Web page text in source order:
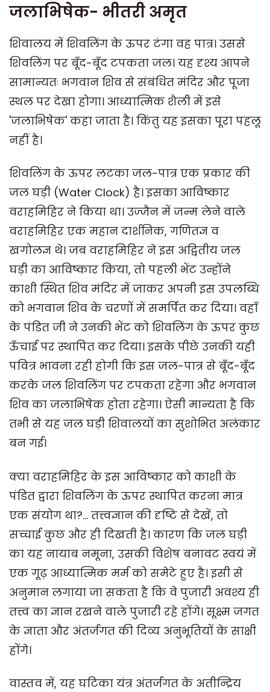
जलाभिषेक- भीतरी अमृत
शिवालय में शिवलिंग के ऊपर टंगा वह पात्र। उससे
शिवलिंग पर बूँद-बूँद टपकता जल। यह दृश्य आपने
सामान्यतः भगवान शिव से संबंधित मंदिर और पूजा
स्थल पर देखा होगा। आध्यात्मिक शैली में इसे
'जलाभिषेक' कहा जाता है। किंतु यह इसका पूरा पहलू
नहीं है।
शिवलिंग के ऊपर लटका जल-पात्र एक प्रकार की
जल घड़ी (Water Clock) है। इसका आविष्कार
वराहमिहिर ने किया था। उज्जैन में जन्म लेने वाले
वराहमिहिर एक महान दार्शनिक, गणितज्ञ व
खगोलज्ञ थे। जब वराहमिहिर ने इस अद्वितीय जल
घड़ी का आविष्कार किया, तो पहली भेंट उन्होंने
काशी स्थित शिव मंदिर में जाकर अपनी इस उपलब्धि
को भगवान शिव के चरणों में समर्पित कर दिया। वहाँ
के पंडित जी ने उनकी भेंट को शिवलिंग के ऊपर कुछ
ऊँचाई पर स्थापित कर दिया। इसके पीछे उनकी यही
पवित्र भावना रही होगी कि इस जल-पात्र से बूँद-बूँद
करके जल शिवलिंग पर टपकता रहेगा और भगवान
शिव का जलाभिषेक होता रहेगा। ऐसी मान्यता है कि
तभी से यह जल घड़ी शिवालयों का सुशोभित अलंकार
बन गई।
क्या वराहमिहिर के इस आविष्कार को काशी के
पंडित द्वारा शिवलिंग के ऊपर स्थापित करना मात्र
एक संयोग था?... तत्त्वज्ञान की दृष्टि से देखें, तो
सच्चाई कुछ और ही दिखती है। कारण कि जल घड़ी
का यह नायाब नमूना, उसकी विशेष बनावट स्वयं में
एक गूढ़ आध्यात्मिक मर्म को समेटे हुए है। इसी से
अनुमान लगाया जा सकता है कि वे पुजारी अवश्य ही
तत्त्व का ज्ञान रखने वाले पुजारी रहे होंगे। सूक्ष्म जगत
के ज्ञाता और अंतर्जगत की दिव्य अनुभूतियों के साक्षी
होंगे।
वास्तव में, यह घटिका यंत्र अंतर्जगत के अतीन्द्रिय